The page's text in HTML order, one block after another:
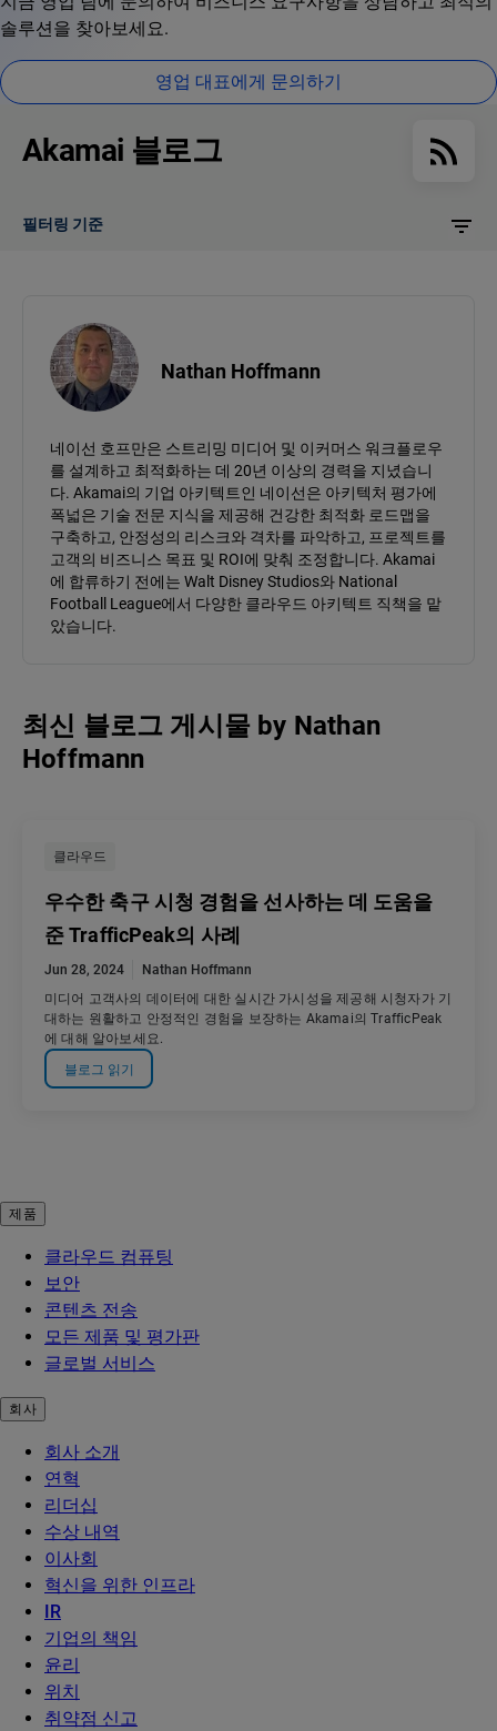
솔루션을 찾아보세요.
영업 대표에게 문의하기
Akamai 블로그
필터링 기준
Nathan Hoffmann
네이선 호프만은 스트리밍 미디어 및 이커머스 워크플로우
를 설계하고 최적화하는 데 20년 이상의 경력을 지녔습니
다. Akamai의 기업 아키텍트인 네이선은 아키텍처 평가에
폭넓은 기술 전문 지식을 제공해 건강한 최적화 로드맵을
구축하고, 안정성의 리스크와 격차를 파악하고, 프로젝트를
고객의 비즈니스 목표 및 ROI에 맞춰 조정합니다. Akamai
에 합류하기 전에는 Walt Disney Studios와 National
Football League에서 다양한 클라우드 아키텍트 직책을 맡
았습니다.
최신 블로그 게시물 by Nathan
Hoffmann
클라우드
우수한 축구 시청 경험을 선사하는 데 도움을
준 TrafficPeak의 사례
Jun 28, 2024
Nathan Hoffmann
미디어 고객사의 데이터에 대한 실시간 가시성을 제공해 시청자가 기
대하는 원활하고 안정적인 경험을 보장하는 Akamai의 TrafficPeak
에 대해 알아보세요.
블로그 읽기
제품
클라우드 컴퓨팅
보안
콘텐츠 전송
모든 제품 및 평가판
글로벌 서비스
회사
회사 소개
연혁
리더십
수상 내역
이사회
혁신을 위한 인프라
IR
기업의 책임
윤리
위치
취약점 신고